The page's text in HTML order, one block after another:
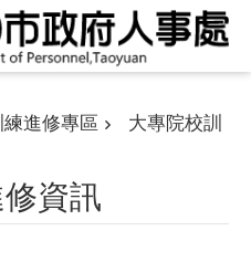
練進修專區
大專院校訓
資訊